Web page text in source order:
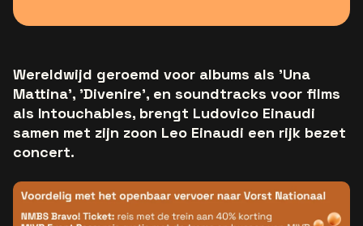
Wereldwijd geroemd voor albums als 'Una
Mattina', 'Divenire', en soundtracks voor films
als Intouchables, brengt Ludovico Einaudi
samen met zijn zoon Leo Einaudi een rijk bezet
concert.